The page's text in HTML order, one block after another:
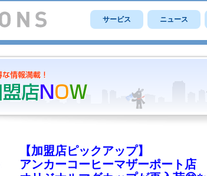
サービス ニュース
【加盟店ピックアップ】
アンカーコーヒーマザーポート店